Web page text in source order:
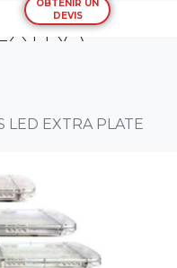
OBTENIR UN
DEVIS
LED EXTRA PLATE